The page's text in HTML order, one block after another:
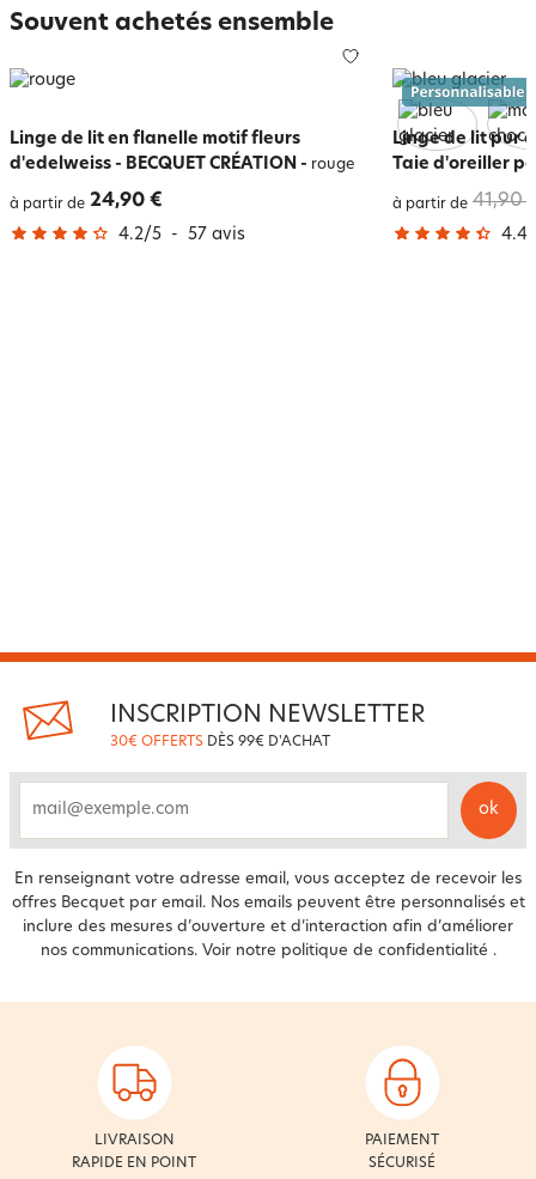
Souvent achetés ensemble
Linge de lit en flanelle motif fleurs
d'edelweiss - BECQUET CRÉATION - rouge
à partir de 24,90 €
4.2/5 - 57 avis
Linge de lit pur
Taie d'oreiller
à partir de 41,90
4.4
INSCRIPTION NEWSLETTER
30€ OFFERTS DÈS 99€ D'ACHAT
ok
En renseignant votre adresse email, vous acceptez de recevoir les
offres Becquet par email. Nos emails peuvent être personnalisés et
inclure des mesures d’ouverture et d’interaction afin d’améliorer
nos communications. Voir notre politique de confidentialité .
LIVRAISON
RAPIDE EN POINT
PAIEMENT
SÉCURISÉ